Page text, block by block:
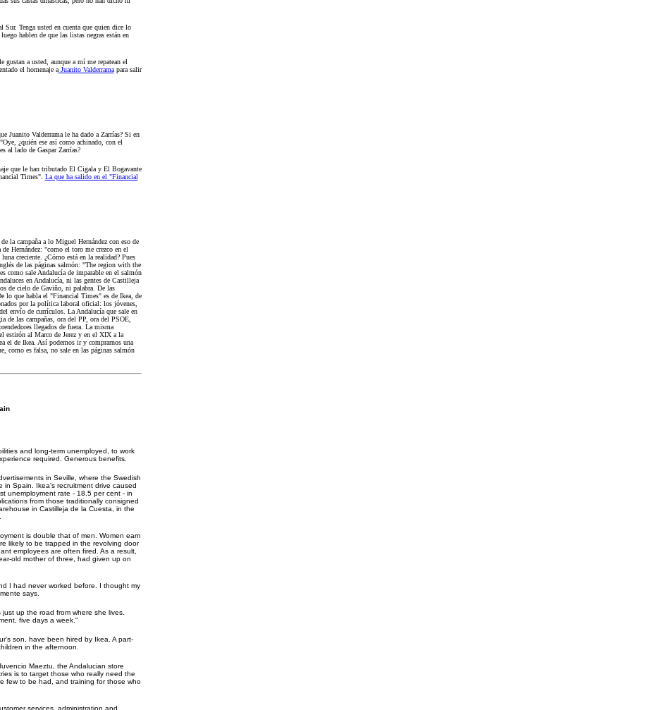
Tenga usted en cuenta que quien dice lo
hablen de que las listas negras están en
a usted, aunque a mí me repatean el
el homenaje aJuanito Valderramapara salir
Juanito Valderrama le ha dado a Zarrías? Si en
¿quién ese así como achinado, con el
al lado de Gaspar Zarrías?
que le han tributado El Cigala y El Bogavante
Times". La que ha salido en el "Financial
la campaña a lo Miguel Hernández con eso de
Hernández: "como el toro me crezco en el
creciente. ¿Cómo está en la realidad? Pues
de las páginas salmón: "The region with the
como sale Andalucía de imparable en el salmón
en Andalucía, ni las gentes de Castilleja
de cielo de Gaviño, ni palabra. De las
lo que habla el "Financial Times" es de Ikea, de
por la política laboral oficial: los jóvenes,
envío de currículos. La Andalucía que sale en
de las campañas, ora del PP, ora del PSOE,
llegados de fuera. La misma
estirón al Marco de Jerez y en el XIX a la
el de Ikea. Así podemos ir y comprarnos una
como es falsa, no sale en las páginas salmón
and long-term unemployed, to work
required. Generous benefits.
in Seville, where the Swedish
Spain. Ikea's recruitment drive caused
unemployment rate - 18.5 per cent - in
from those traditionally consigned
in Castilleja de la Cuesta, in the
is double that of men. Women earn
likely to be trapped in the revolving door
employees are often fired. As a result,
old mother of three, had given up on
I had never worked before. I thought my
says.
up the road from where she lives.
five days a week."
son, have been hired by Ikea. A part-
in the afternoon.
Maeztu, the Andalucian store
is to target those who really need the
few to be had, and training for those who
services, administration and